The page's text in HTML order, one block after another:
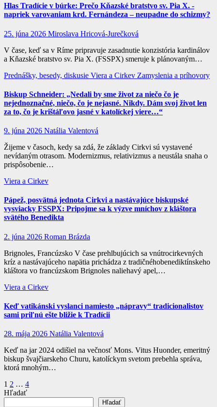
Hlas Tradície v búrke: Prečo Kňazské bratstvo sv. Pia X. -
napriek varovaniam krd. Fernándeza – neupadne do schizmy?
25. júna 2026 Miroslava Hricová-Jurečková
V čase, keď sa v Ríme pripravuje zasadnutie konzistória kardinálov
a Kňazské bratstvo sv. Pia X. (FSSPX) smeruje k plánovaným…
Prednášky, besedy, diskusie Viera a Cirkev Zamyslenia a príhovory
Biskup Schneider: „Nedali by sme život za niečo čo je
nejednoznačné, niečo, čo je nejasné. Nikdy. Dám svoj život len
za to, čo je krištáľovo jasné v katolíckej viere…“
9. júna 2026 Natália Valentová
Žijeme v časoch, kedy sa zdá, že základy Cirkvi sú vystavené
nevídaným otrasom. Modernizmus, relativizmus a neustála snaha o
prispôsobenie…
Viera a Cirkev
Pápež, posvätná jednota Cirkvi a nastávajúce biskupské
vysviacky FSSPX: Pripojme sa k výzve mníchov z kláštora
svätého Benedikta
2. júna 2026 Roman Brázda
Brignoles, Francúzsko V čase prehlbujúcich sa vnútrocirkevných
kríz a nastávajúceho napätia prichádza z tradičnéhobenediktínskeho
kláštora vo francúzskom Brignoles naliehavý apel,…
Viera a Cirkev
Keď vatikánski vyslanci namiesto „nápravy“ tradicionalistov
sami priľnú ešte bližie k Tradícii
28. mája 2026 Natália Valentová
Keď na jar 2024 odišiel na večnosť Mons. Vitus Huonder, emeritný
biskup švajčiarskeho Churu, katolíckym svetom prebehla správa,
ktorá mnohým…
Stránkovanie
príspevkov
1 2 … 4
Hľadať
Hľadať